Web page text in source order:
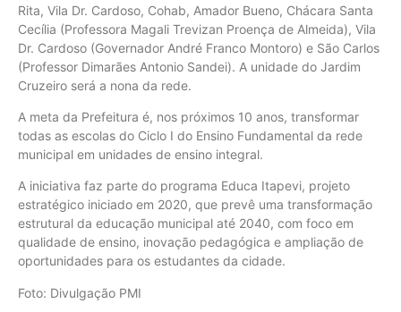
Rita, Vila Dr. Cardoso, Cohab, Amador Bueno, Chácara Santa
Cecília (Professora Magali Trevizan Proença de Almeida), Vila
Dr. Cardoso (Governador André Franco Montoro) e São Carlos
(Professor Dimarães Antonio Sandei). A unidade do Jardim
Cruzeiro será a nona da rede.
A meta da Prefeitura é, nos próximos 10 anos, transformar
todas as escolas do Ciclo I do Ensino Fundamental da rede
municipal em unidades de ensino integral.
A iniciativa faz parte do programa Educa Itapevi, projeto
estratégico iniciado em 2020, que prevê uma transformação
estrutural da educação municipal até 2040, com foco em
qualidade de ensino, inovação pedagógica e ampliação de
oportunidades para os estudantes da cidade.
Foto: Divulgação PMI